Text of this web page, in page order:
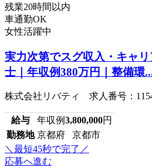
残業20時間以内
車通勤OK
女性活躍中
実力次第でスグ収入・キャ
士｜年収例380万円｜整備環
株式会社リバティ 求人番号：
給与 年収例3,800,000円
勤務地 京都府 京都市
＼最短45秒で完了／
応募へ進む